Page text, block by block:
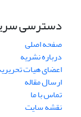
دسترسی
صفحه اصلی
درباره نشریه
اعضای هیات
ارسال مقاله
تماس با ما
نقشه سایت